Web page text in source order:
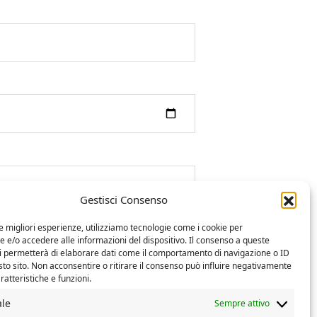
Gestisci Consenso
migliori esperienze, utilizziamo tecnologie come i cookie per
e/o accedere alle informazioni del dispositivo. Il consenso a queste
permetterà di elaborare dati come il comportamento di navigazione o ID
sito. Non acconsentire o ritirare il consenso può influire negativamente
e funzioni.
Sempre attivo